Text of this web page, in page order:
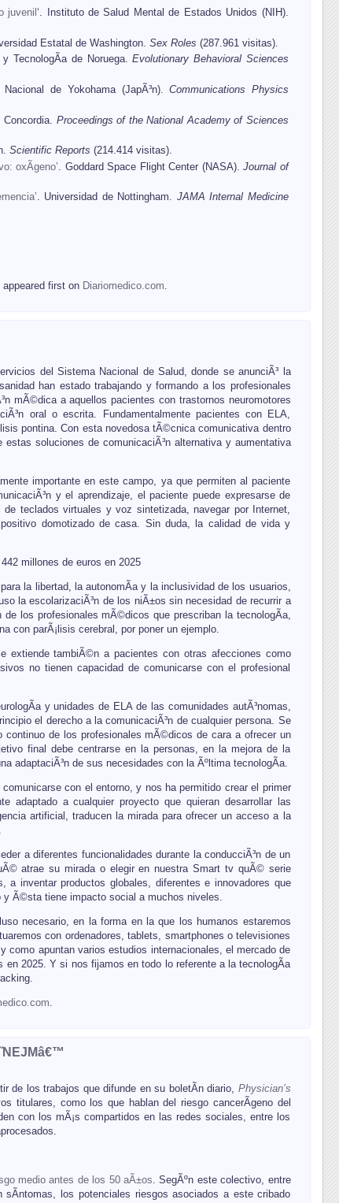
juvenil‘. Instituto de Salud Mental de Estados Unidos (NIH).
Estatal de Washington.Sex Roles (287.961 visitas).
TecnologÃ­a de Noruega.Evolutionary Behavioral Sciences
Nacional de Yokohama (JapÃ³n).Communications Physics
Concordia. Proceedings of the National Academy of Sciences
Scientific Reports (214.414 visitas).
oxÃ­geno’ . Goddard Space Flight Center (NASA). Journal of
. Universidad de Nottingham. JAMA Internal Medicine
appeared first on Diariomedico.com
del Sistema Nacional de Salud, donde se anunciÃ³ la
han estado trabajando y formando a los profesionales
mÃ©dica a aquellos pacientes con trastornos neuromotores
oral o escrita. Fundamentalmente pacientes con ELA,
pontina. Con esta novedosa tÃ©cnica comunicativa dentro
soluciones de comunicaciÃ³n alternativa y aumentativa
importante en este campo, ya que permiten al paciente
y el aprendizaje, el paciente puede expresarse de
teclados virtuales y voz sintetizada, navegar por Internet,
domotizado de casa. Sin duda, la calidad de vida y
millones de euros en 2025
la libertad, la autonomÃ­a y la inclusividad de los usuarios,
la escolarizaciÃ³n de los niÃ±os sin necesidad de recurrir a
los profesionales mÃ©dicos que prescriban la tecnologÃ­a,
con parÃ¡lisis cerebral, por poner un ejemplo.
extiende tambiÃ©n a pacientes con otras afecciones como
no tienen capacidad de comunicarse con el profesional
y unidades de ELA de las comunidades autÃ³nomas,
el derecho a la comunicaciÃ³n de cualquier persona. Se
de los profesionales mÃ©dicos de cara a ofrecer un
final debe centrarse en la personas, en la mejora de la
adaptaciÃ³n de sus necesidades con la Ãºltima tecnologÃ­a.
con el entorno, y nos ha permitido crear el primer
adaptado a cualquier proyecto que quieran desarrollar las
artificial, traducen la mirada para ofrecer un acceso a la
a diferentes funcionalidades durante la conducciÃ³n de un
atrae su mirada o elegir en nuestra Smart tv quÃ© serie
inventar productos globales, diferentes e innovadores que
y Ã©sta tiene impacto social a muchos niveles.
necesario, en la forma en la que los humanos estaremos
con ordenadores, tablets, smartphones o televisiones
apuntan varios estudios internacionales, el mercado de
en 2025. Y si nos fijamos en todo lo referente a la tecnologÃ­a
de los trabajos que difunde en su boletÃ­n diario, Physician’s
titulares, como los que hablan del riesgo cancerÃ­geno del
con los mÃ¡s compartidos en las redes sociales, entre los
medio antes de los 50 aÃ±os . SegÃºn este colectivo, entre
los potenciales riesgos asociados a este cribado